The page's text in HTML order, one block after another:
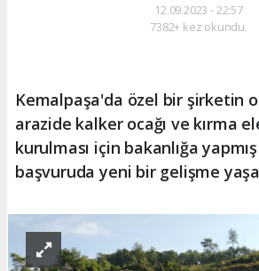
12.09.2023 - 22:57
7382+ kez okundu.
Kemalpaşa'da özel bir şirketin
arazide kalker ocağı ve kırma
kurulması için bakanlığa
başvuruda yeni bir gelişme